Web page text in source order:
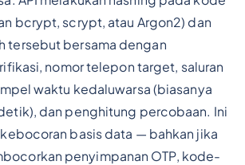
bcrypt, scrypt, atau Argon2) dan
tersebut bersama dengan
nomor telepon target, saluran
waktu kedaluwarsa (biasanya
dan penghitung percobaan. Ini
basis data — bahkan jika
penyimpanan OTP, kode-